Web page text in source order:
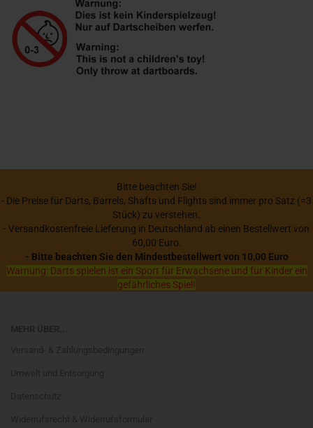
Bitte beachten Sie!
- Die Preise für Darts, Barrels, Shafts und Flights sind immer pro Satz (=3
Stück) zu verstehen.
- Versandkostenfreie Lieferung in Deutschland ab einen Bestellwert von
60,00 Euro.
- Bitte beachten Sie den Mindestbestellwert von 10,00 Euro
Warnung: Darts spielen ist ein Sport für Erwachsene und für Kinder ein
gefährliches Spiel!